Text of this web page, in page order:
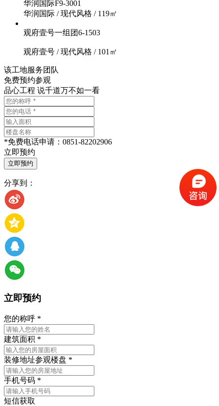
华润国际F9-3001
华润国际 /现代风格 / 119㎡
观府壹号一组团6-1503
观府壹号 /现代风格 / 101㎡
该工地服务团队
免费预约参观
品心工程 说千道万不如一看
*免费电话申请： 0851-82202906
立即预约
分享到：
立即预约
您的称呼 *
建筑面积 *
装修地址参观楼盘 *
手机号码 *
短信获取